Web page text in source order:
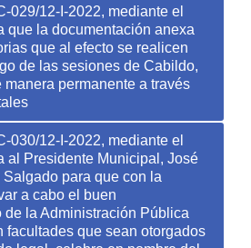
029/12-I-2022, mediante el
que la documentación anexa
que al efecto se realicen
de las sesiones de Cabildo,
permanente a través
030/12-I-2022, mediante el
al Presidente Municipal, José
Salgado para que con la
a cabo el buen
de la Administración Pública
facultades que sean otorgados